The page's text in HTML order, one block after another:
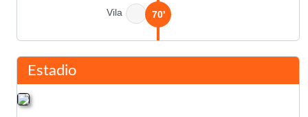
Vila 70'
90'
Estadio